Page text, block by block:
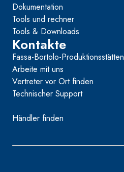
Dokumentation
Tools und rechner
Tools & Downloads
Kontakte
Fassa-Bortolo-Produktionsstätten
Arbeite mit uns
Vertreter vor Ort finden
Technischer Support
Händler finden